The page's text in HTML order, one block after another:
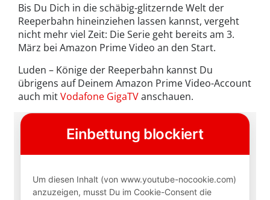
Bis Du Dich in die schäbig-glitzernde Welt der
Reeperbahn hineinziehen lassen kannst, vergeht
nicht mehr viel Zeit: Die Serie geht bereits am 3.
März bei Amazon Prime Video an den Start.
Luden – Könige der Reeperbahn kannst Du
übrigens auf Deinem Amazon Prime Video-Account
auch mitVodafone GigaTVanschauen.